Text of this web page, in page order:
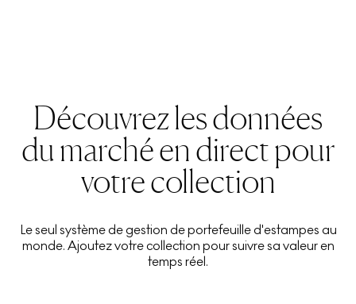
Découvrez les données
du marché en direct pour
votre collection
Le seul système de gestion de portefeuille d'estampes au
monde. Ajoutez votre collection pour suivre sa valeur en
temps réel.